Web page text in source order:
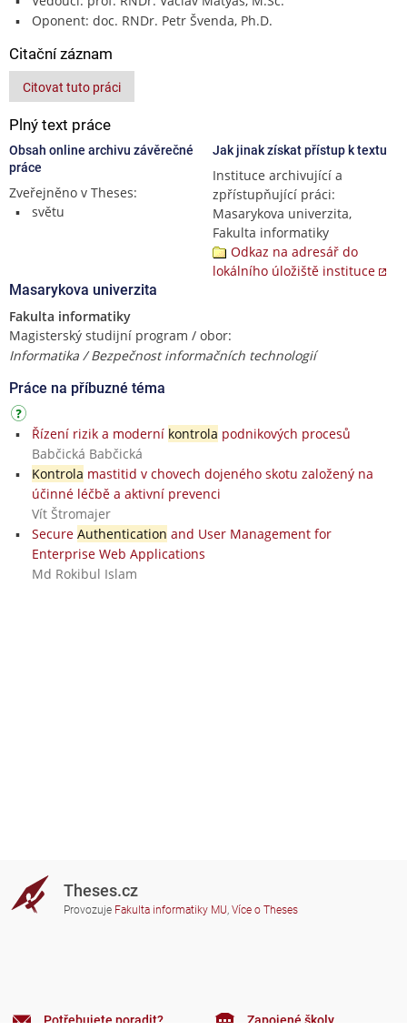
Oponent: doc. RNDr. Petr Švenda, Ph.D.
Citační záznam
Citovat tuto práci
Plný text práce
Obsah online archivu závěrečné
práce
Zveřejněno v Theses:
světu
Jak jinak získat přístup k textu
Instituce archivující a
zpřístupňující práci:
Masarykova univerzita,
Fakulta informatiky
Odkaz na adresář do
lokálního úložiště instituce
Masarykova univerzita
Fakulta informatiky
Magisterský studijní program / obor:
Informatika / Bezpečnost informačních technologií
Práce na příbuzné téma
Řízení rizik a moderní kontrola podnikových procesů
Babčická Babčická
Kontrola mastitid v chovech dojeného skotu založený na
účinné léčbě a aktivní prevenci
Vít Štromajer
Secure Authentication and User Management for
Enterprise Web Applications
Md Rokibul Islam
Theses.cz
Provozuje Fakulta informatiky MU, Více o Theses
Potřebujete poradit? Zapojené školy